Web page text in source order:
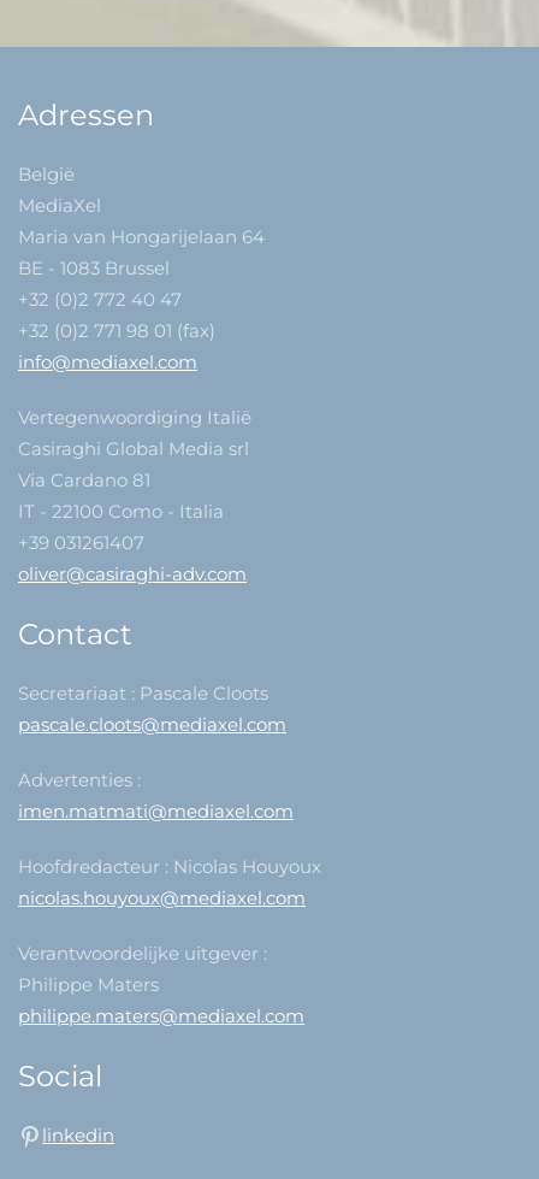
Adressen
België
MediaXel
Maria van Hongarijelaan 64
BE - 1083 Brussel
+32 (0)2 772 40 47
+32 (0)2 771 98 01 (fax)
info@mediaxel.com
Vertegenwoordiging Italië
Casiraghi Global Media srl
Via Cardano 81
IT - 22100 Como - Italia
+39 031261407
oliver@casiraghi-adv.com
Contact
Secretariaat : Pascale Cloots
pascale.cloots@mediaxel.com
Advertenties :
imen.matmati@mediaxel.com
Hoofdredacteur : Nicolas Houyoux
nicolas.houyoux@mediaxel.com
Verantwoordelijke uitgever :
Philippe Maters
philippe.maters@mediaxel.com
Social
linkedin